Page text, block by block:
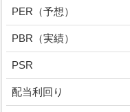
PER（予想）
PBR（実績）
PSR
配当利回り